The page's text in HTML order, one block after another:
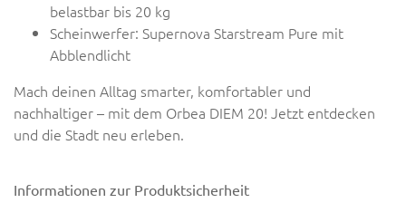
belastbar bis 20 kg
Scheinwerfer: Supernova Starstream Pure mit
Abblendlicht
Mach deinen Alltag smarter, komfortabler und
nachhaltiger – mit dem Orbea DIEM 20! Jetzt entdecken
und die Stadt neu erleben.
Informationen zur Produktsicherheit